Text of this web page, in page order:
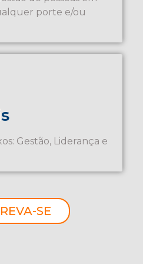
porte e/ou
Gestão, Liderança e
SE